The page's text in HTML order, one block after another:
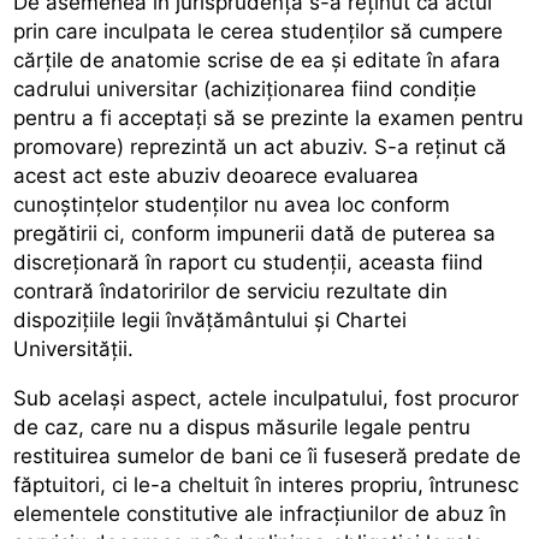
prin care inculpata le cerea studenților să cumpere
cărțile de anatomie scrise de ea și editate în afara
cadrului universitar (achiziționarea fiind condiție
pentru a fi acceptați să se prezinte la examen pentru
promovare) reprezintă un act abuziv. S-a reținut că
acest act este abuziv deoarece evaluarea
cunoștințelor studenților nu avea loc conform
pregătirii ci, conform impunerii dată de puterea sa
discreționară în raport cu studenții, aceasta fiind
contrară îndatoririlor de serviciu rezultate din
dispozițiile legii învățământului și Chartei
Universității.
Sub același aspect, actele inculpatului, fost procuror
de caz, care nu a dispus măsurile legale pentru
restituirea sumelor de bani ce îi fuseseră predate de
făptuitori, ci le-a cheltuit în interes propriu, întrunesc
elementele constitutive ale infracțiunilor de abuz în